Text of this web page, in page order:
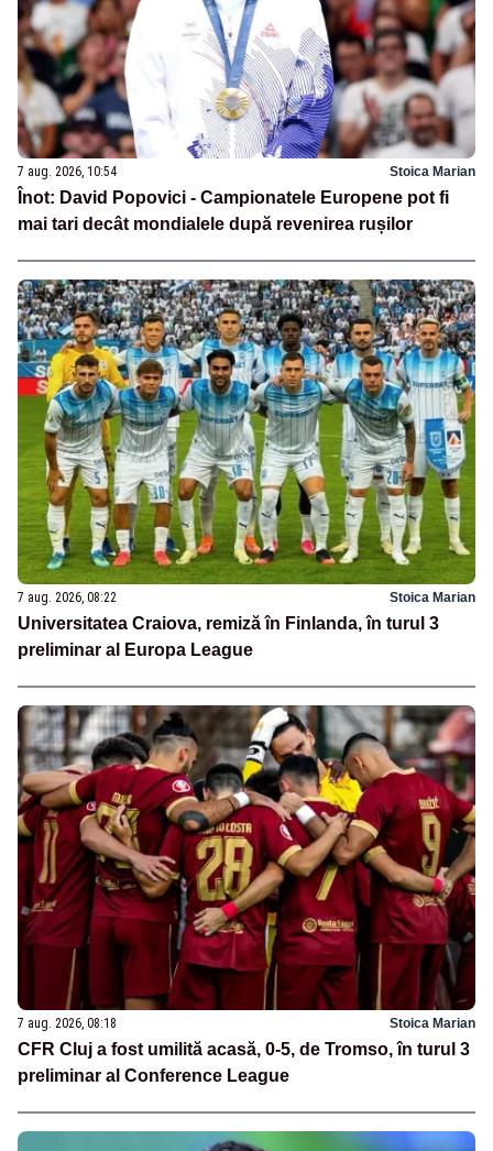
7 aug. 2026, 10:54 Stoica Marian
Înot: David Popovici - Campionatele Europene pot fi
mai tari decât mondialele după revenirea rușilor
7 aug. 2026, 08:22 Stoica Marian
Universitatea Craiova, remiză în Finlanda, în turul 3
preliminar al Europa League
7 aug. 2026, 08:18 Stoica Marian
CFR Cluj a fost umilită acasă, 0-5, de Tromso, în turul 3
preliminar al Conference League